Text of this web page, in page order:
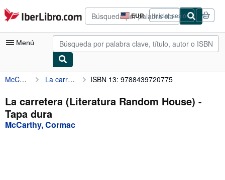
Pasar al contenido principal
IberLibro.com EUR
Preferencias
de
compra
del
Iniciar sesión
Menú
Mi cuenta
Consultar mis pedidos
Búsqueda avanzada
Colecciones
McCarthy, Cormac La carretera (Literatura Random House) ISBN 13: 9788439720775
La carretera (Literatura Random House) -
Tapa dura
McCarthy, Cormac